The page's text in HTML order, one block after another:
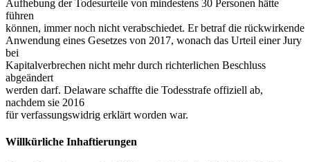
Aufhebung der Todesurteile von mindestens 30 Personen hätte
führen
können, immer noch nicht verabschiedet. Er betraf die rückwirkende
Anwendung eines Gesetzes von 2017, wonach das Urteil einer Jury
bei
Kapitalverbrechen nicht mehr durch richterlichen Beschluss
abgeändert
werden darf. Delaware schaffte die Todesstrafe offiziell ab,
nachdem sie 2016
für verfassungswidrig erklärt worden war.
Willkürliche Inhaftierungen